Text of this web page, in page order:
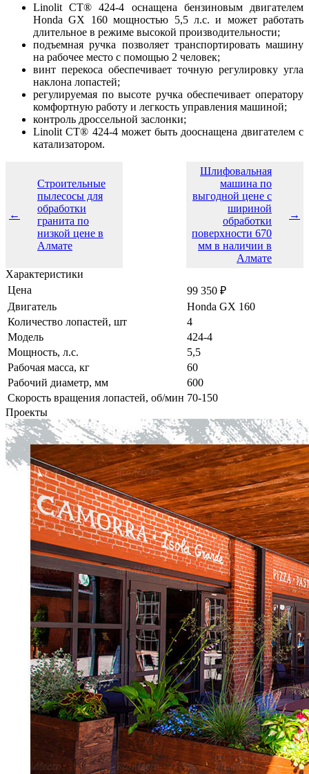
Linolit CT® 424-4 оснащена бензиновым двигателем
Honda GX 160 мощностью 5,5 л.с. и может работать
длительное в режиме высокой производительности;
подъемная ручка позволяет транспортировать машину
на рабочее место с помощью 2 человек;
винт перекоса обеспечивает точную регулировку угла
наклона лопастей;
регулируемая по высоте ручка обеспечивает оператору
комфортную работу и легкость управления машиной;
контроль дроссельной заслонки;
Linolit CT® 424-4 может быть дооснащена двигателем с
катализатором.
←
Строительные
пылесосы для
обработки
гранита по
низкой цене в
Алмате
Шлифовальная
машина по
выгодной цене с
шириной
обработки
поверхности 670
мм в наличии в
Алмате
→
Характеристики
Цена
99 350 ₽
Двигатель
Honda GX 160
Количество лопастей, шт
4
Модель
424-4
Мощность, л.с.
5,5
Рабочая масса, кг
60
Рабочий диаметр, мм
600
Скорость вращения лопастей, об/мин 70-150
Проекты